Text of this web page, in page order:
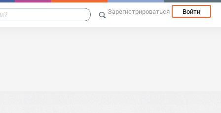
Зарегистрироваться Войти